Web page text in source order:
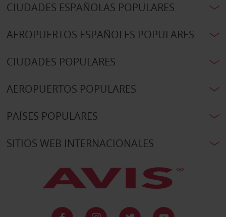
CIUDADES ESPAÑOLAS POPULARES
AEROPUERTOS ESPAÑOLES POPULARES
CIUDADES POPULARES
AEROPUERTOS POPULARES
PAÍSES POPULARES
SITIOS WEB INTERNACIONALES